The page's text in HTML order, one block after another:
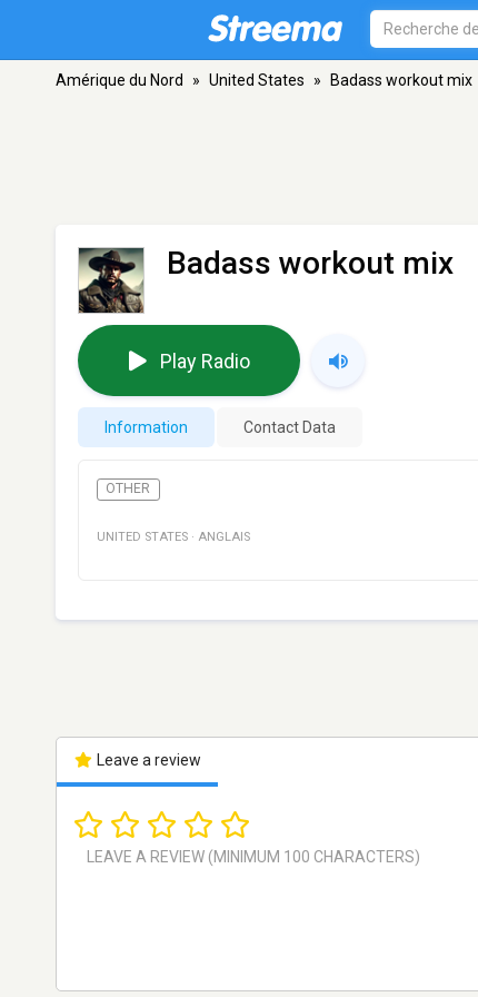
Amérique du Nord » United States » Badass workout mix
Badass workout mix
Play Radio
Information Contact Data
OTHER
UNITED STATES · ANGLAIS
Leave a review